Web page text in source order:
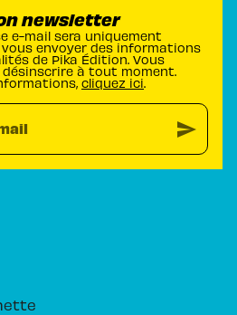
newsletter
e-mail sera uniquement
envoyer des informations
de Pika Édition. Vous
désinscrire à tout moment.
cliquez ici.
send